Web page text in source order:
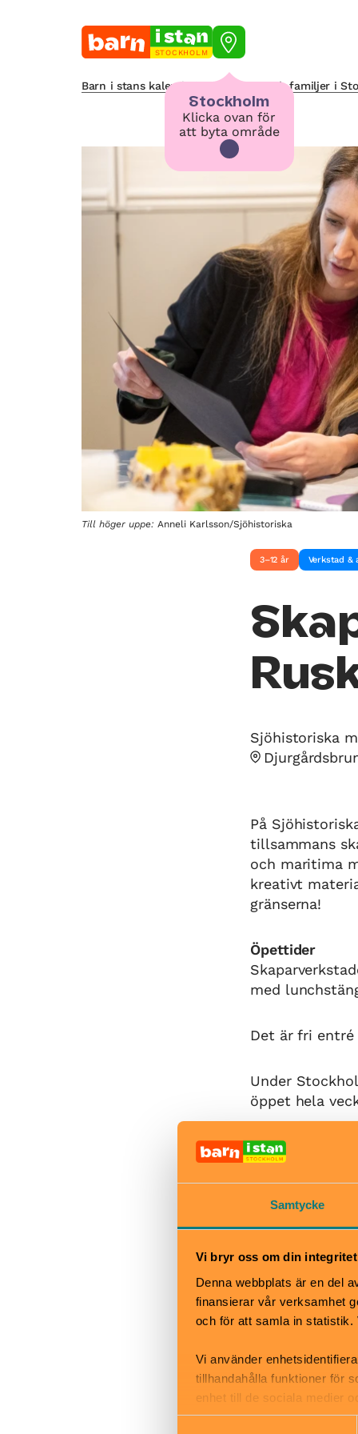
Samtycke
Vi bryr oss om din integritet
Denna webbplats är en del
finansierar vår verksamhet
och för att samla in
Vi använder
tillhandahålla funktioner för
enhet till de sociala medier
informationen med annan
STOCKHOLM
Stockholm
Klicka ovan för
att byta område
Barn i stans kalendarium för barn och familjer i
Till höger uppe: Anneli Karlsson/Sjöhistoriska
3–12 år Verkstad &
Sjöhistoriska
På
tillsammans
och maritima
kreativt
gränserna!
Öpettider
med
Det är fri
Under
öppet hela
När
10:15 – 16:30
12:45)
Bra att veta
Okej med
Kafé
Restaurang